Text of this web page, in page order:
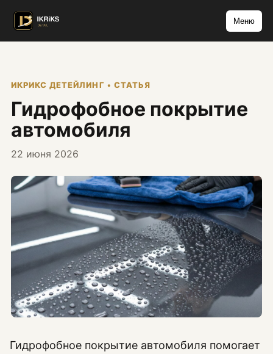
Меню
ИКРИКС ДЕТЕЙЛИНГ • СТАТЬЯ
Гидрофобное покрытие
автомобиля
22 июня 2026
Гидрофобное покрытие автомобиля помогает